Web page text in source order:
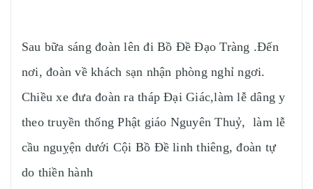
Sau bữa sáng đoàn lên đi Bồ Đề Đạo Tràng .Đến
nơi, đoàn về khách sạn nhận phòng nghỉ ngơi.
Chiều xe đưa đoàn ra tháp Đại Giác,làm lễ dâng y
theo truyền thống Phật giáo Nguyên Thuỷ, làm lễ
cầu nguỵện dưới Cội Bồ Đề linh thiêng, đoàn tự
do thiền hành